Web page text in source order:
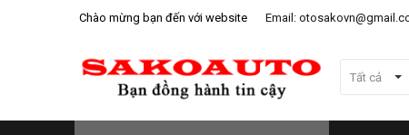
Chào mừng bạn đến với website Email:
Tất cả